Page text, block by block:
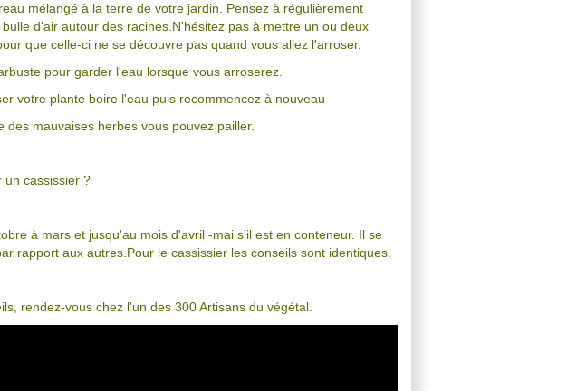
mélangé à la terre de votre jardin. Pensez à régulièrement
d'air autour des racines.N'hésitez pas à mettre un ou deux
que celle-ci ne se découvre pas quand vous allez l'arroser.
pour garder l'eau lorsque vous arroserez.
votre plante boire l'eau puis recommencez à nouveau
mauvaises herbes vous pouvez pailler.
un cassissier ?
à mars et jusqu'au mois d'avril -mai s'il est en conteneur. Il se
rapport aux autres.Pour le cassissier les conseils sont identiques.
rendez-vous chez l'un des 300 Artisans du végétal.